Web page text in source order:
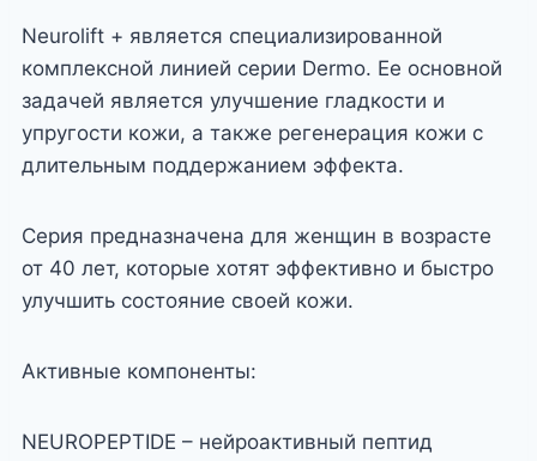
Neurolift + является специализированной
комплексной линией серии Dermo. Ее основной
задачей является улучшение гладкости и
упругости кожи, а также регенерация кожи с
длительным поддержанием эффекта.
Серия предназначена для женщин в возрасте
от 40 лет, которые хотят эффективно и быстро
улучшить состояние своей кожи.
Активные компоненты:
NEUROPEPTIDE – нейроактивный пептид